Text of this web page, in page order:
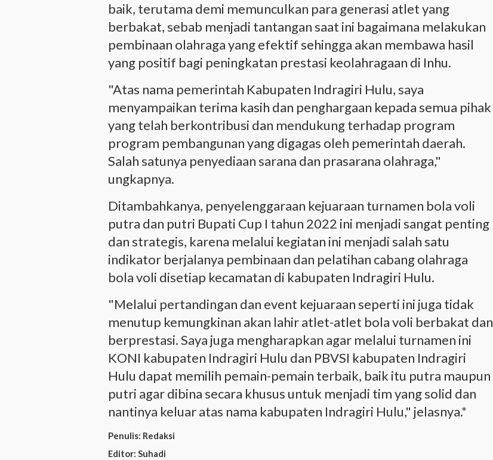
baik, terutama demi memunculkan para generasi atlet yang
berbakat, sebab menjadi tantangan saat ini bagaimana melakukan
pembinaan olahraga yang efektif sehingga akan membawa hasil
yang positif bagi peningkatan prestasi keolahragaan di Inhu.
"Atas nama pemerintah Kabupaten Indragiri Hulu, saya
menyampaikan terima kasih dan penghargaan kepada semua pihak
yang telah berkontribusi dan mendukung terhadap program
program pembangunan yang digagas oleh pemerintah daerah.
Salah satunya penyediaan sarana dan prasarana olahraga,"
ungkapnya.
Ditambahkanya, penyelenggaraan kejuaraan turnamen bola voli
putra dan putri Bupati Cup I tahun 2022 ini menjadi sangat penting
dan strategis, karena melalui kegiatan ini menjadi salah satu
indikator berjalanya pembinaan dan pelatihan cabang olahraga
bola voli disetiap kecamatan di kabupaten Indragiri Hulu.
"Melalui pertandingan dan event kejuaraan seperti ini juga tidak
menutup kemungkinan akan lahir atlet-atlet bola voli berbakat dan
berprestasi. Saya juga mengharapkan agar melalui turnamen ini
KONI kabupaten Indragiri Hulu dan PBVSI kabupaten Indragiri
Hulu dapat memilih pemain-pemain terbaik, baik itu putra maupun
putri agar dibina secara khusus untuk menjadi tim yang solid dan
nantinya keluar atas nama kabupaten Indragiri Hulu," jelasnya.*
Penulis: Redaksi
Editor:Suhadi